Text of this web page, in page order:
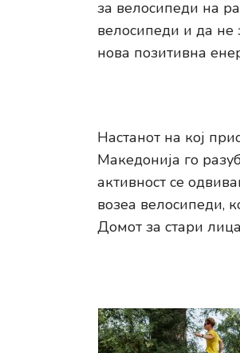
за велосипеди на
велосипеди и да не
нова позитивна
Настанот на кој
Македонија го
активност се
возеа велосипеди,
Домот за стари